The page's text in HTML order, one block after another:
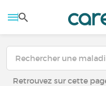
Retrouvez sur cette